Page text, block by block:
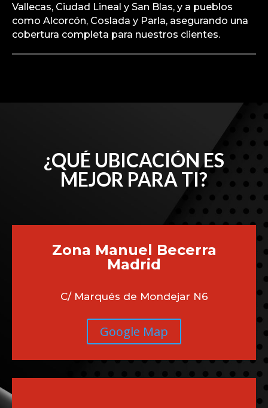
Vallecas, Ciudad Lineal y San Blas, y a pueblos
como Alcorcón, Coslada y Parla, asegurando una
cobertura completa para nuestros clientes.
¿QUÉ UBICACIÓN ES
MEJOR PARA TI?
Zona Manuel Becerra
Madrid
C/ Marqués de Mondejar N6
Google Map